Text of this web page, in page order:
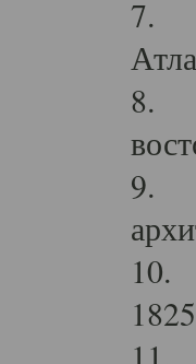
7.
8.
9.
10.